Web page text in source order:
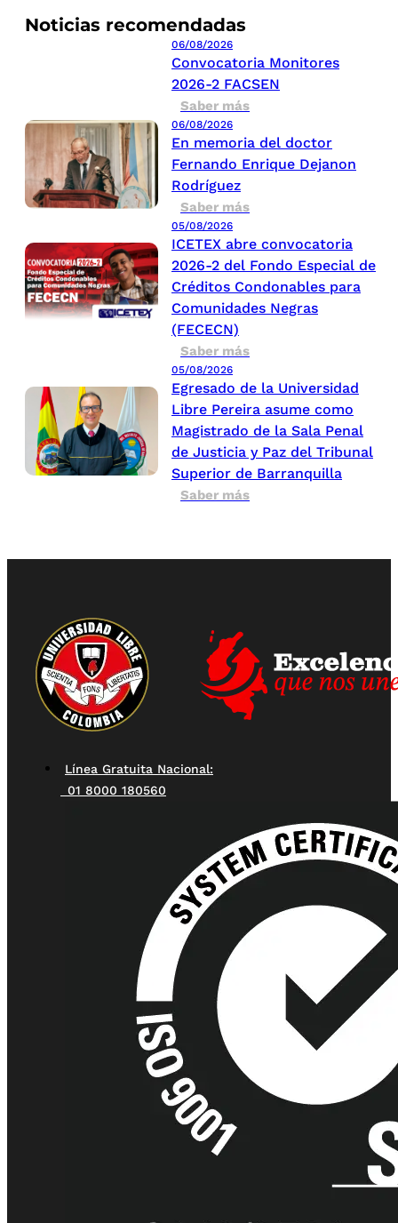
Noticias recomendadas
06/08/2026
Convocatoria Monitores
2026-2 FACSEN
Saber más
06/08/2026
En memoria del doctor
Fernando Enrique Dejanon
Rodríguez
Saber más
05/08/2026
ICETEX abre convocatoria
2026-2 del Fondo Especial de
Créditos Condonables para
Comunidades Negras
(FECECN)
Saber más
05/08/2026
Egresado de la Universidad
Libre Pereira asume como
Magistrado de la Sala Penal
de Justicia y Paz del Tribunal
Superior de Barranquilla
Saber más
Línea Gratuita Nacional:
01 8000 180560